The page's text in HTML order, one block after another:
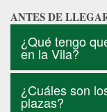
ANTES DE
¿Qué tengo
en la Vila?
¿Cuáles son
plazas?